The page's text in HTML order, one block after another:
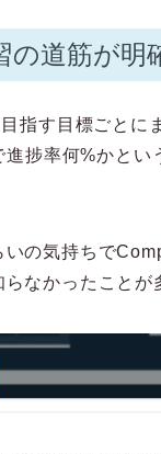
道筋が明
指す目標ごと
捗率何%かとい
の気持ちで
なかったことが